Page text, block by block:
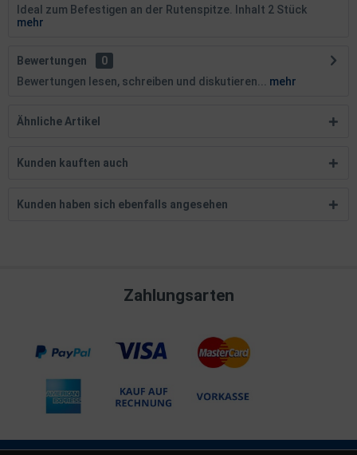
Ideal zum Befestigen an der Rutenspitze. Inhalt 2 Stück
mehr
Bewertungen
0
Bewertungen lesen, schreiben und diskutieren...
mehr
Ähnliche Artikel
Kunden kauften auch
Kunden haben sich ebenfalls angesehen
Zahlungsarten